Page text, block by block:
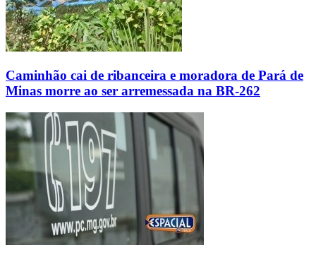
Caminhão cai de ribanceira e moradora de Pará de
Minas morre ao ser arremessada na BR-262